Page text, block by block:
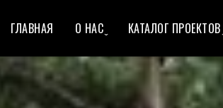
ГЛАВНАЯ О НАС ̬ КАТАЛОГ ПРОЕКТОВ ̬